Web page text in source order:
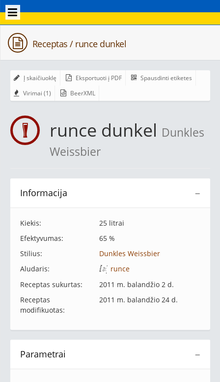
Receptas / runce dunkel
Į skaičiuoklę Eksportuoti į PDF
Spausdinti etiketes
Virimai (1)
BeerXML
runce dunkel Dunkles
Weissbier
−
Informacija
Kiekis:
25 litrai
Efektyvumas:
65 %
Stilius:
Dunkles Weissbier
Aludaris:
runce
Receptas sukurtas:
2011 m. balandžio 2 d.
Receptas
modifikuotas:
2011 m. balandžio 24 d.
−
Parametrai